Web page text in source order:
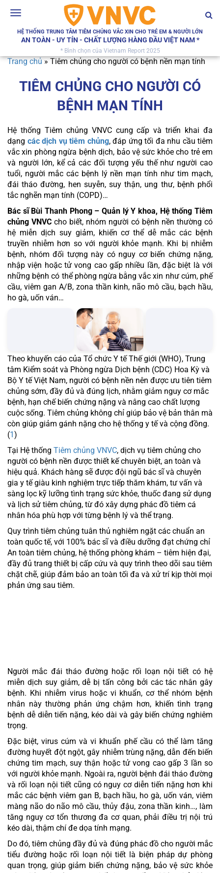
Toggle
HỆ THỐNG TRUNG TÂM TIÊM CHỦNG VẮC XIN CHO TRẺ EM & NGƯỜI LỚN
AN TOÀN - UY TÍN - CHẤT LƯỢNG HÀNG ĐẦU VIỆT NAM *
* Bình chọn của Vietnam Report 2025
Trang chủ»Tiêm chủng cho người có bệnh nền mạn tính
TIÊM CHỦNG CHO NGƯỜI CÓ
BỆNH MẠN TÍNH
Hệ thống Tiêm chủng VNVC cung cấp và triển khai đa
dạng các dịch vụ tiêm chủng, đáp ứng tối đa nhu cầu tiêm
vắc xin phòng ngừa bệnh dịch, bảo vệ sức khỏe cho trẻ em
và người lớn, kể cả các đối tượng yếu thế như người cao
tuổi, người mắc các bệnh lý nền mạn tính như tim mạch,
đái tháo đường, hen suyễn, suy thận, ung thư, bệnh phổi
tắc nghẽn mạn tính (COPD)…
Bác sĩ Bùi Thanh Phong – Quản lý Y khoa, Hệ thống Tiêm
chủng VNVC cho biết, nhóm người có bệnh nền thường có
hệ miễn dịch suy giảm, khiến cơ thể dễ mắc các bệnh
truyền nhiễm hơn so với người khỏe mạnh. Khi bị nhiễm
bệnh, nhóm đối tượng này có nguy cơ biến chứng nặng,
nhập viện hoặc tử vong cao gấp nhiều lần, đặc biệt là với
những bệnh có thể phòng ngừa bằng vắc xin như cúm, phế
cầu, viêm gan A/B, zona thần kinh, não mô cầu, bạch hầu,
ho gà, uốn ván…
Theo khuyến cáo của Tổ chức Y tế Thế giới (WHO), Trung
tâm Kiểm soát và Phòng ngừa Dịch bệnh (CDC) Hoa Kỳ và
Bộ Y tế Việt Nam, người có bệnh nền nên được ưu tiên tiêm
chủng sớm, đầy đủ và đúng lịch, nhằm giảm nguy cơ mắc
bệnh, hạn chế biến chứng nặng và nâng cao chất lượng
cuộc sống. Tiêm chủng không chỉ giúp bảo vệ bản thân mà
còn giúp giảm gánh nặng cho hệ thống y tế và cộng đồng.
(1)
Tại Hệ thống Tiêm chủng VNVC, dịch vụ tiêm chủng cho
người có bệnh nền được thiết kế chuyên biệt, an toàn và
hiệu quả. Khách hàng sẽ được đội ngũ bác sĩ và chuyên
gia y tế giàu kinh nghiệm trực tiếp thăm khám, tư vấn và
sàng lọc kỹ lưỡng tình trạng sức khỏe, thuốc đang sử dụng
và lịch sử tiêm chủng, từ đó xây dựng phác đồ tiêm cá
nhân hóa phù hợp với từng bệnh lý và thể trạng.
Quy trình tiêm chủng tuân thủ nghiêm ngặt các chuẩn an
toàn quốc tế, với 100% bác sĩ và điều dưỡng đạt chứng chỉ
An toàn tiêm chủng, hệ thống phòng khám – tiêm hiện đại,
đầy đủ trang thiết bị cấp cứu và quy trình theo dõi sau tiêm
chặt chẽ, giúp đảm bảo an toàn tối đa và xử trí kịp thời mọi
phản ứng sau tiêm.
Người mắc đái tháo đường hoặc rối loạn nội tiết có hệ
miễn dịch suy giảm, dễ bị tấn công bởi các tác nhân gây
bệnh. Khi nhiễm virus hoặc vi khuẩn, cơ thể nhóm bệnh
nhân này thường phản ứng chậm hơn, khiến tình trạng
bệnh dễ diễn tiến nặng, kéo dài và gây biến chứng nghiêm
trọng.
Đặc biệt, virus cúm và vi khuẩn phế cầu có thể làm tăng
đường huyết đột ngột, gây nhiễm trùng nặng, dẫn đến biến
chứng tim mạch, suy thận hoặc tử vong cao gấp 3 lần so
với người khỏe mạnh. Ngoài ra, người bệnh đái tháo đường
và rối loạn nội tiết cũng có nguy cơ diễn tiến nặng hơn khi
mắc các bệnh viêm gan B, bạch hầu, ho gà, uốn ván, viêm
màng não do não mô cầu, thủy đậu, zona thần kinh…, làm
tăng nguy cơ tổn thương đa cơ quan, phải điều trị nội trú
kéo dài, thậm chí đe dọa tính mạng.
Do đó, tiêm chủng đầy đủ và đúng phác đồ cho người mắc
tiểu đường hoặc rối loạn nội tiết là biện pháp dự phòng
quan trọng, giúp giảm biến chứng nặng, bảo vệ sức khỏe